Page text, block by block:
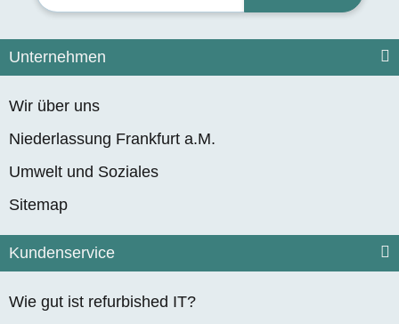
Unternehmen
Wir über uns
Niederlassung Frankfurt a.M.
Umwelt und Soziales
Sitemap
Kundenservice
Wie gut ist refurbished IT?